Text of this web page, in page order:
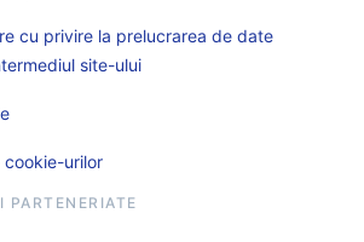
cu privire la prelucrarea de date
site-ului
cookie-urilor
PARTENERIATE